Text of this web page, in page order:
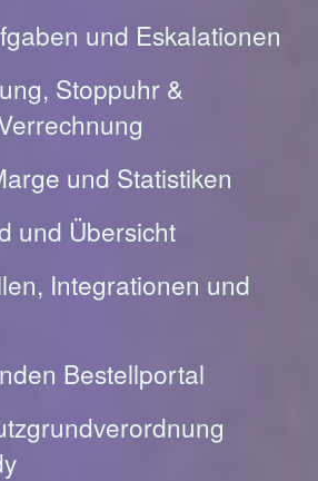
und Eskalationen
Stoppuhr &
und Statistiken
und Übersicht
Integrationen und
Bestellportal